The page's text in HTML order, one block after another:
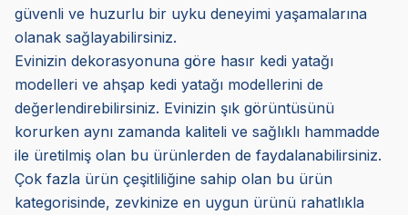
güvenli ve huzurlu bir uyku deneyimi yaşamalarına
olanak sağlayabilirsiniz.
Evinizin dekorasyonuna göre hasır kedi yatağı
modelleri ve ahşap kedi yatağı modellerini de
değerlendirebilirsiniz. Evinizin şık görüntüsünü
korurken aynı zamanda kaliteli ve sağlıklı hammadde
ile üretilmiş olan bu ürünlerden de faydalanabilirsiniz.
Çok fazla ürün çeşitliliğine sahip olan bu ürün
kategorisinde, zevkinize en uygun ürünü rahatlıkla